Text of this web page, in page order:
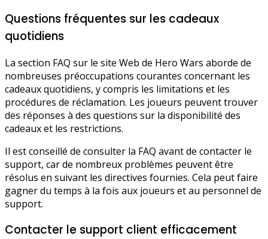
Questions fréquentes sur les cadeaux
quotidiens
La section FAQ sur le site Web de Hero Wars aborde de
nombreuses préoccupations courantes concernant les
cadeaux quotidiens, y compris les limitations et les
procédures de réclamation. Les joueurs peuvent trouver
des réponses à des questions sur la disponibilité des
cadeaux et les restrictions.
Il est conseillé de consulter la FAQ avant de contacter le
support, car de nombreux problèmes peuvent être
résolus en suivant les directives fournies. Cela peut faire
gagner du temps à la fois aux joueurs et au personnel de
support.
Contacter le support client efficacement